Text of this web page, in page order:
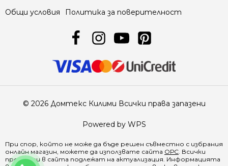
0888 641500
Общи условия Политика за поверителност
© 2026 Домтекс Килими Всички права запазени
Powered by WPS
При спор, който не може да бъде решен съвместно с избрания
онлайн магазин, можете да използвате сайта ОРС . Всички
продукти в сайта подлежат на актуализация. Информацията